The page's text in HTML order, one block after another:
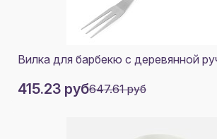
Вилка для барбекю с деревянной
415.23 руб647.61 руб